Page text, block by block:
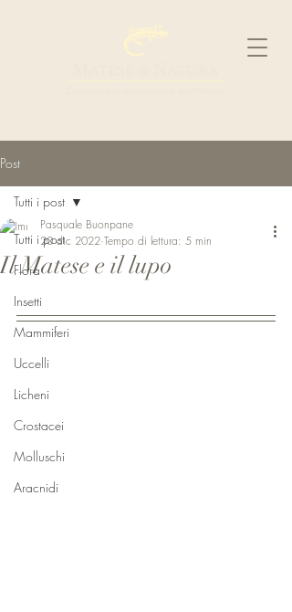
Post
Tutti i post
Flora
Insetti
Mammiferi
Uccelli
Licheni
Crostacei
Molluschi
Aracnidi
Tutti i post
Il Matese e il lupo
Pasquale Buonpane
20 dic 2022 Tempo di lettura: 5 min